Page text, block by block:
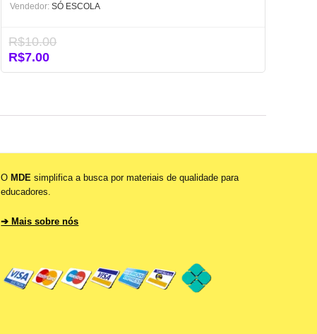
Vendedor: SÓ ESCOLA
R$10.00
O
preço
R$10.00.
R$7.00O
preço
R$7.00.
OMDE simplifica a busca por materiais de qualidade para
educadores.
➔ Mais sobre nós